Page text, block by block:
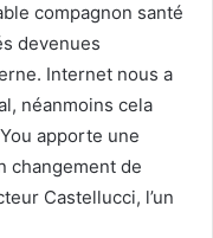
compagnon santé
devenues
Internet nous a
néanmoins cela
apporte une
changement de
Castellucci, l’un